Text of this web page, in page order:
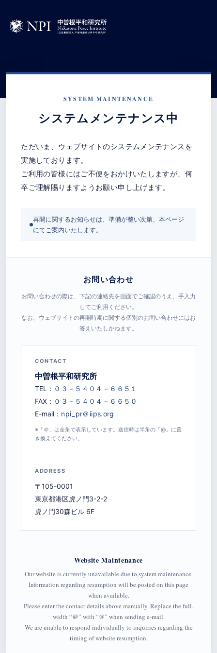
SYSTEM MAINTENANCE
システムメンテナンス中
ただいま、ウェブサイトのシステムメンテナンスを
実施しております。
ご利用の皆様にはご不便をおかけいたしますが、何
卒ご理解賜りますようお願い申し上げます。
再開に関するお知らせは、準備が整い次第、本ページ
にてご案内いたします。
お問い合わせ
お問い合わせの際は、下記の連絡先を画面でご確認のうえ、手入力
してご利用ください。
なお、ウェブサイトの再開時期に関する個別のお問い合わせにはお
答えいたしかねます。
CONTACT
中曽根平和研究所
TEL：
FAX：
E-mail：
※「＠」は全角で表示しています。送信時は半角の「@」に置
き換えてください。
ADDRESS
〒105-0001
東京都港区虎ノ門3-2-2
虎ノ門30森ビル 6F
Website Maintenance
Our website is currently unavailable due to system maintenance.
Information regarding resumption will be posted on this page
when available.
Please enter the contact details above manually. Replace the full-
width “＠” with “@” when sending e-mail.
We are unable to respond individually to inquiries regarding the
timing of website resumption.